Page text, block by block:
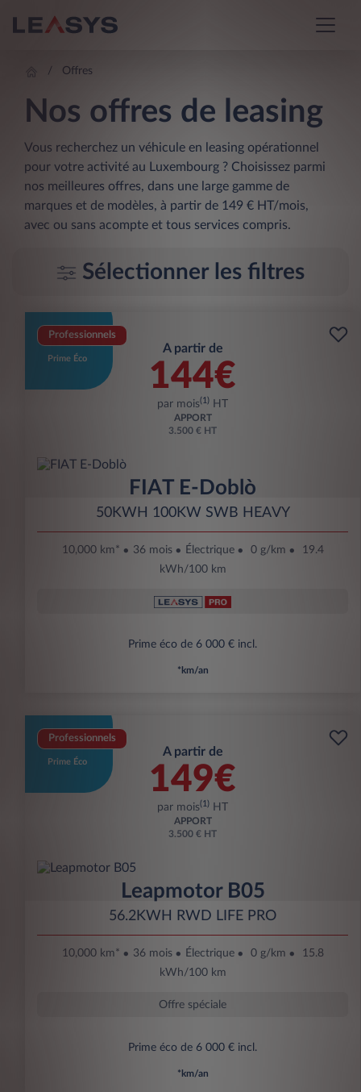
Offres
Nos offres de leasing
Vous recherchez un véhicule en leasing opérationnel
pour votre activité au Luxembourg ? Choisissez parmi
nos meilleures offres, dans une large gamme de
marques et de modèles, à partir de 149 € HT/mois,
avec ou sans acompte et tous services compris.
Sélectionner les filtres
Professionnels
Prime Éco
A partir de
144€
par mois(1) HT
APPORT
3.500 € HT
FIAT E-Doblò
50KWH 100KW SWB HEAVY
10,000 km* 36 mois Électrique 0 g/km
19.4
kWh/100 km
Prime éco de 6 000 € incl.
*km/an
Professionnels
Prime Éco
A partir de
149€
par mois(1) HT
APPORT
3.500 € HT
Leapmotor B05
56.2KWH RWD LIFE PRO
10,000 km* 36 mois Électrique 0 g/km
15.8
kWh/100 km
Offre spéciale
Prime éco de 6 000 € incl.
*km/an